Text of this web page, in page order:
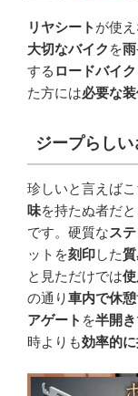
リヤシート が使
大切なバイク を雨
する ロードバイク
た方には必要な
ジープらし
珍しいと言えば
味を持たぬ者だ
です。硬質なス
ットを刻印した
と見ただけでは
の通り車内で休憩
アゲート を半開き
時よりも効率的